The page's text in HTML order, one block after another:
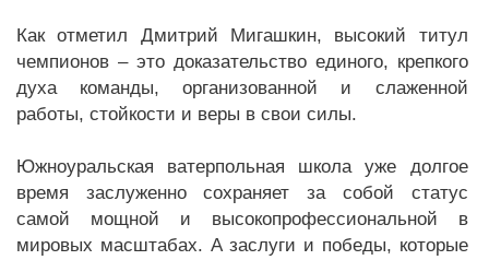
Как отметил Дмитрий Мигашкин, высокий титул
чемпионов – это доказательство единого, крепкого
духа команды, организованной и слаженной
работы, стойкости и веры в свои силы.
Южноуральская ватерпольная школа уже долгое
время заслуженно сохраняет за собой статус
самой мощной и высокопрофессиональной в
мировых масштабах. А заслуги и победы, которые